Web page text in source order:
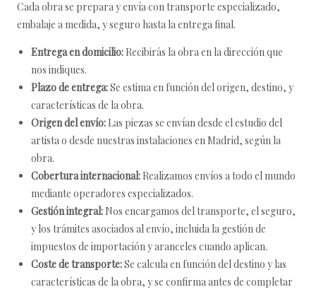
Cada obra se prepara y envía con transporte especializado,
embalaje a medida, y seguro hasta la entrega final.
Entrega en domicilio: Recibirás la obra en la dirección que
nos indiques.
Plazo de entrega:Se estima en función del origen, destino, y
características de la obra.
Origen del envío: Las piezas se envían desde el estudio del
artista o desde nuestras instalaciones en Madrid, según la
obra.
Cobertura internacional: Realizamos envíos a todo el mundo
mediante operadores especializados.
Gestión integral: Nos encargamos del transporte, el seguro,
y los trámites asociados al envío, incluida la gestión de
impuestos de importación y aranceles cuando aplican.
Coste de transporte:Se calcula en función del destino y las
características de la obra, y se confirma antes de completar